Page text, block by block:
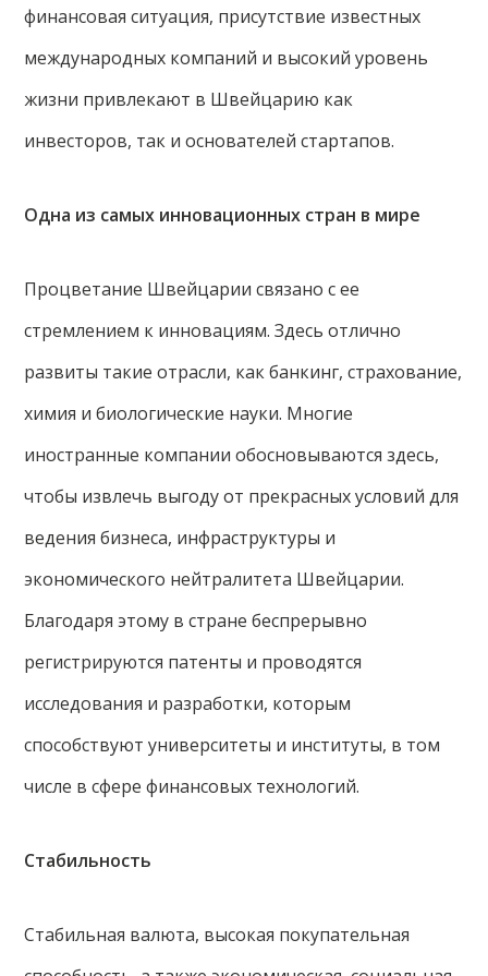
финансовая ситуация, присутствие известных
международных компаний и высокий уровень
жизни привлекают в Швейцарию как
инвесторов, так и основателей стартапов.
Одна из самых инновационных стран в мире
Процветание Швейцарии связано с ее
стремлением к инновациям. Здесь отлично
развиты такие отрасли, как банкинг, страхование,
химия и биологические науки. Многие
иностранные компании обосновываются здесь,
чтобы извлечь выгоду от прекрасных условий для
ведения бизнеса, инфраструктуры и
экономического нейтралитета Швейцарии.
Благодаря этому в стране беспрерывно
регистрируются патенты и проводятся
исследования и разработки, которым
способствуют университеты и институты, в том
числе в сфере финансовых технологий.
Стабильность
Стабильная валюта, высокая покупательная